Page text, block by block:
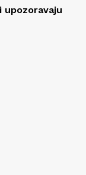
upozoravaju